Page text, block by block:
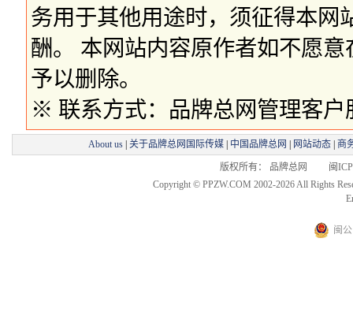
务用于其他用途时，须征得本网
酬。 本网站内容原作者如不愿
予以删除。
※ 联系方式：品牌总网管理客户
About us | 关于品牌总网国际传媒 | 中国品牌总网 | 网站动态 | 商
版权所有： 品牌总网 闽ICP
Copyright © PPZW.COM 2002-2026 All Rights
闽